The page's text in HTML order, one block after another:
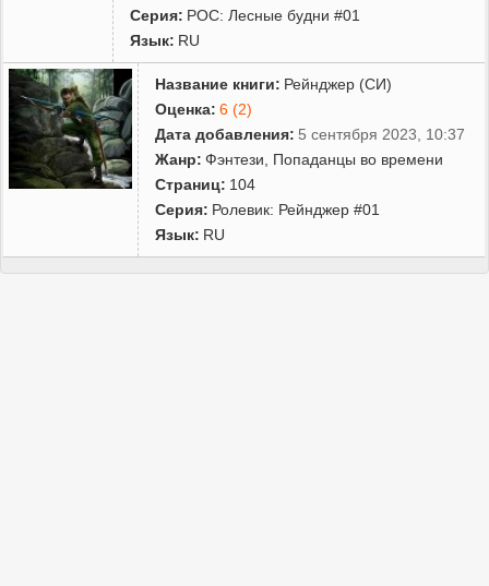
Серия: РОС: Лесные будни #01
Язык: RU
Название книги: Рейнджер (СИ)
Оценка: 6 (2)
Дата добавления: 5 сентября 2023, 10:37
Жанр: Фэнтези
Попаданцы во времени
Страниц: 104
Серия: Ролевик: Рейнджер #01
Язык: RU